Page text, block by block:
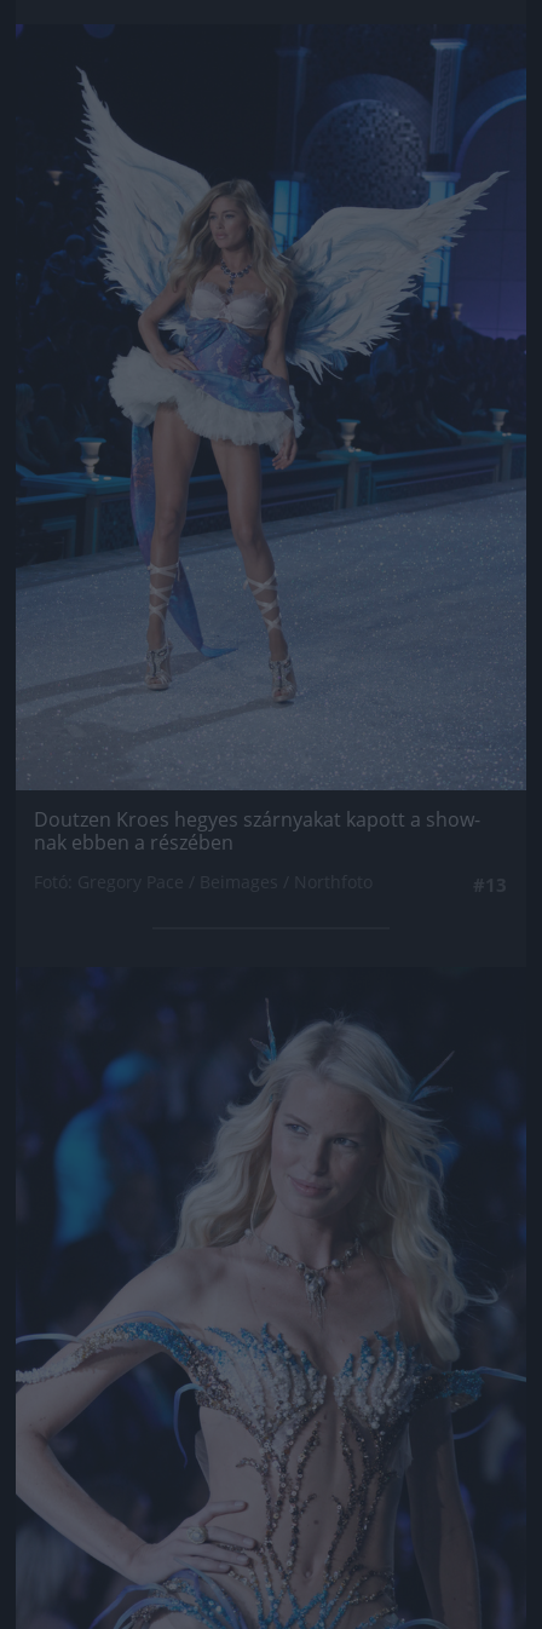
Doutzen Kroes hegyes szárnyakat kapott a show-
nak ebben a részében
Jön még kép!